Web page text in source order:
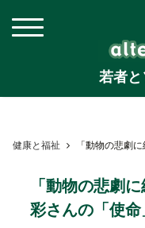
若者
健康と福祉 「動物の悲劇
「動物の悲劇
彩さんの「使命